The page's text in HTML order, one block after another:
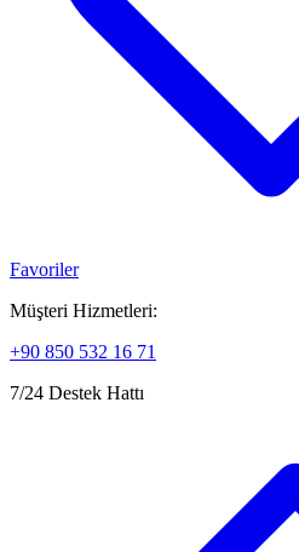
Favoriler
Müşteri Hizmetleri:
+90 850 532 16 71
7/24 Destek Hattı